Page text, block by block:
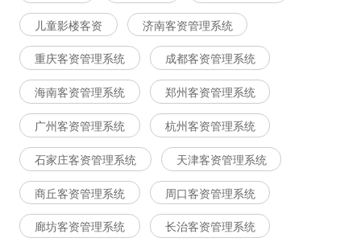
儿童影楼客资 济南客资管理系统
重庆客资管理系统 成都客资管理系统
海南客资管理系统 郑州客资管理系统
广州客资管理系统 杭州客资管理系统
石家庄客资管理系统 天津客资管理系统
商丘客资管理系统 周口客资管理系统
廊坊客资管理系统 长治客资管理系统